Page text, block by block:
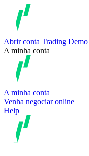
Abrir conta Trading Demo
A minha conta
A minha conta
Venha negociar online
Help